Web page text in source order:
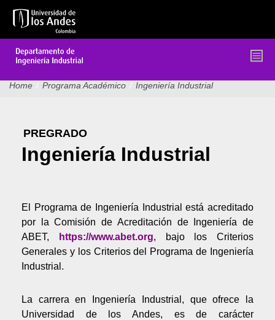
contenido
Home / Programa Académico / Ingeniería Industrial
PREGRADO
Ingeniería Industrial
El Programa de Ingeniería Industrial está acreditado
por la Comisión de Acreditación de Ingeniería de
ABET,
https://www.abet.org, bajo los Criterios
Generales y los Criterios del Programa de Ingeniería
Industrial.
La carrera en Ingeniería Industrial, que ofrece la
Universidad de los Andes, es de carácter